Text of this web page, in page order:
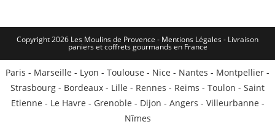
Copyright 2026 Les Moulins de Provence - Mentions Légales - Livraison
paniers et coffrets gourmands en France
Paris - Marseille - Lyon - Toulouse - Nice - Nantes - Montpellier -
Strasbourg - Bordeaux - Lille - Rennes - Reims - Toulon - Saint
Etienne - Le Havre - Grenoble - Dijon - Angers - Villeurbanne -
Nîmes